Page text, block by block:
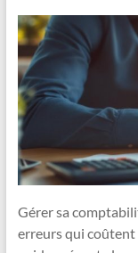
Gérer sa
erreurs qui coûtent